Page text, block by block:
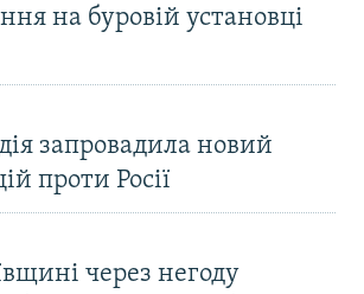
на буровій установці
запровадила новий
проти Росії
через негоду